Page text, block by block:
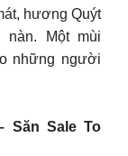
hương Quýt
nàn. Một mùi
những người
Săn Sale To